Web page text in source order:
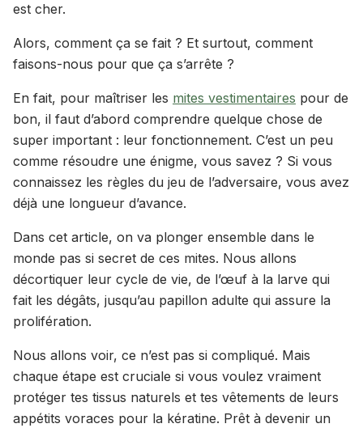
est cher.
Alors, comment ça se fait ? Et surtout, comment
faisons-nous pour que ça s’arrête ?
En fait, pour maîtriser les mites vestimentaires pour de
bon, il faut d’abord comprendre quelque chose de
super important : leur fonctionnement. C’est un peu
comme résoudre une énigme, vous savez ? Si vous
connaissez les règles du jeu de l’adversaire, vous avez
déjà une longueur d’avance.
Dans cet article, on va plonger ensemble dans le
monde pas si secret de ces mites. Nous allons
décortiquer leur cycle de vie, de l’œuf à la larve qui
fait les dégâts, jusqu’au papillon adulte qui assure la
prolifération.
Nous allons voir, ce n’est pas si compliqué. Mais
chaque étape est cruciale si vous voulez vraiment
protéger tes tissus naturels et tes vêtements de leurs
appétits voraces pour la kératine. Prêt à devenir un